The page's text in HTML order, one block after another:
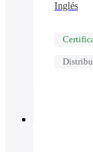
Inglés